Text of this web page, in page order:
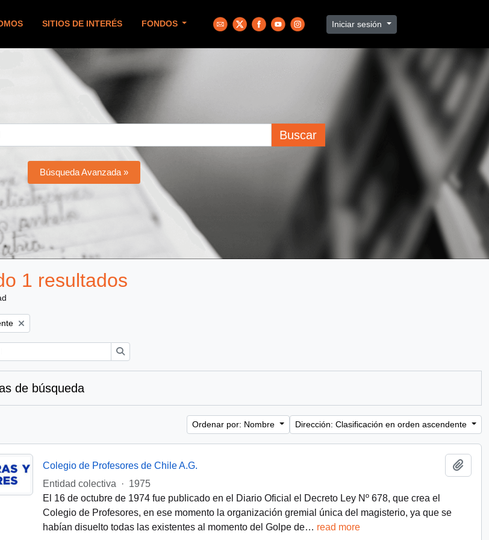
SITIOS DE INTERÉS FONDOS Iniciar sesión
Buscar
Búsqueda Avanzada »
1 resultados
filter:
de búsqueda
Ordenar por: Nombre Dirección: Clasificación en orden ascendente
Colegio de Profesores de Chile A.G.
Entidad colectiva
· 1975
El 16 de octubre de 1974 fue publicado en el Diario Oficial el Decreto Ley Nº 678, que crea el
Colegio de Profesores, en ese momento la organización gremial única del magisterio, ya que se
habían disuelto todas las existentes al momento del Golpe de… read more